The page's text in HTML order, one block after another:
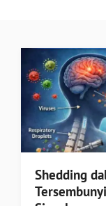
Shedding